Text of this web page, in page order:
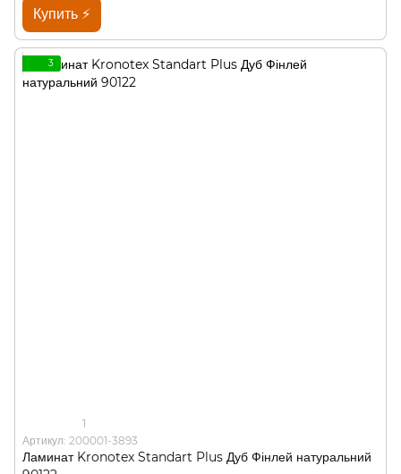
Купить ⚡
3
1
Артикул: 200001-3893
Ламинат Kronotex Standart Plus Дуб Фінлей натуральний